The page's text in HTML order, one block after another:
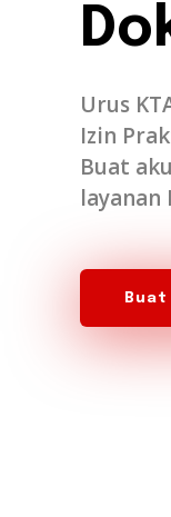
Urus
Izin
Buat
layanan
Buat